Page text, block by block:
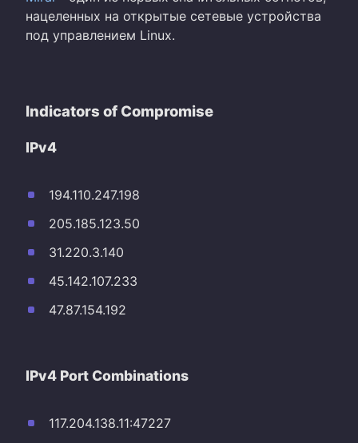
нацеленных на открытые сетевые устройства
под управлением Linux.
Indicators of Compromise
IPv4
194.110.247.198
205.185.123.50
31.220.3.140
45.142.107.233
47.87.154.192
IPv4 Port Combinations
117.204.138.11:47227